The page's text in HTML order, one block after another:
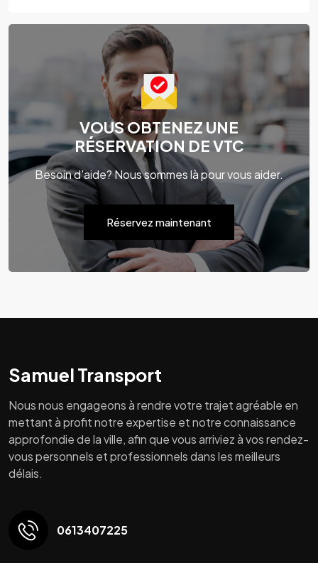
VOUS OBTENEZ UNE
RÉSERVATION DE VTC
Besoin d'aide? Nous sommes là pour vous aider.
Réservez maintenant
Samuel Transport
Nous nous engageons à rendre votre trajet agréable en
mettant à profit notre expertise et notre connaissance
approfondie de la ville, afin que vous arriviez à vos rendez-
vous personnels et professionnels dans les meilleurs
délais.
0613407225